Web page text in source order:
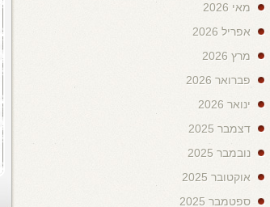
מאי 2026
אפריל 2026
מרץ 2026
פברואר 2026
ינואר 2026
דצמבר 2025
נובמבר 2025
אוקטובר 2025
ספטמבר 2025